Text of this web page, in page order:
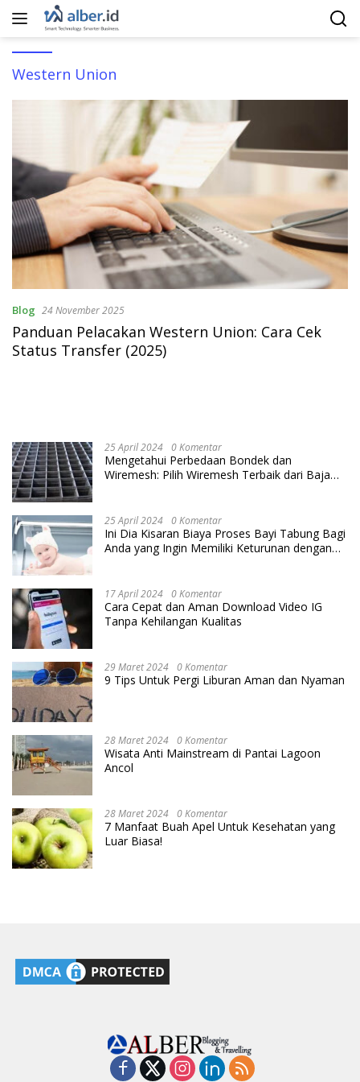
Langsung
Western Union
Blog 24 November 2025
Panduan Pelacakan Western Union: Cara Cek
Status Transfer (2025)
25 April 2024 0 Komentar
Mengetahui Perbedaan Bondek dan
Wiremesh: Pilih Wiremesh Terbaik dari Baja
25 April 2024 0 Komentar
Ini Dia Kisaran Biaya Proses Bayi Tabung Bagi
Anda yang Ingin Memiliki Keturunan dengan
17 April 2024 0 Komentar
Cara Cepat dan Aman Download Video IG
Tanpa Kehilangan Kualitas
29 Maret 2024 0 Komentar
9 Tips Untuk Pergi Liburan Aman dan Nyaman
28 Maret 2024 0 Komentar
Wisata Anti Mainstream di Pantai Lagoon
Ancol
28 Maret 2024 0 Komentar
7 Manfaat Buah Apel Untuk Kesehatan yang
Luar Biasa!